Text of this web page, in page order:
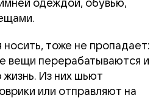
одеждой, обувью,
носить, тоже не пропадает:
вещи перерабатываются и
Из них шьют
или отправляют на